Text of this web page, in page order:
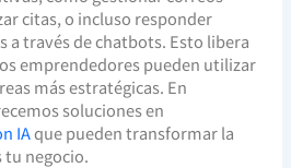
citas, o incluso responder
a través de chatbots. Esto libera
emprendedores pueden utilizar
más estratégicas. En
soluciones en
IAque pueden transformar la
tu negocio.